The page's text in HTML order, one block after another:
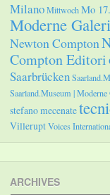
MilanoMittwochMo
Moderne
Newton Compton
Compton Editori
Saarbrücken
Saarland.Museum | Moderne
stefano mecenate
VilleruptVoices
ARCHIVES